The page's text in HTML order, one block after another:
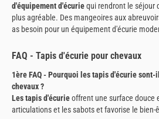
d'équipement d'écuriequi rendront le séjour
plus agréable. Des mangeoires aux
as besoin pour un équipement d'écurie
FAQ - Tapis d'écurie pour chevaux
1ère FAQ - Pourquoi les tapis d'écurie
chevaux ?
Les tapis d'écurieoffrent une surface douce
articulations et les sabots et favorise le bien-